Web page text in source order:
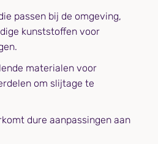
passen bij de omgeving,
kunststoffen voor
materialen voor
om slijtage te
dure aanpassingen aan